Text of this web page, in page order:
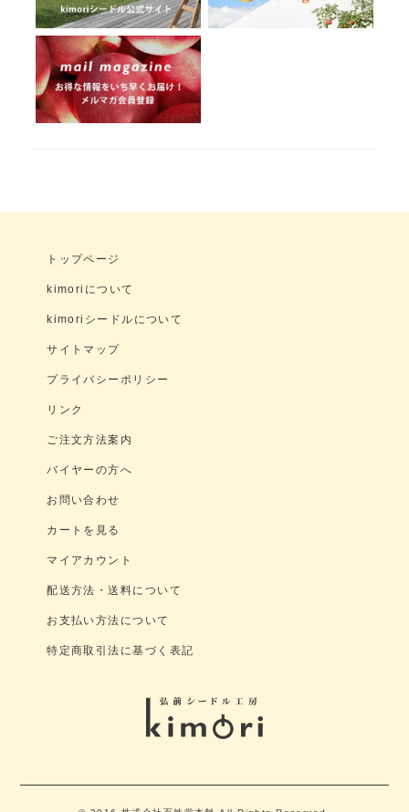
トップページ
kimoriについて
kimoriシードルについて
サイトマップ
プライバシーポリシー
リンク
ご注文方法案内
バイヤーの方へ
お問い合わせ
カートを見る
マイアカウント
配送方法・送料について
お支払い方法について
特定商取引法に基づく表記